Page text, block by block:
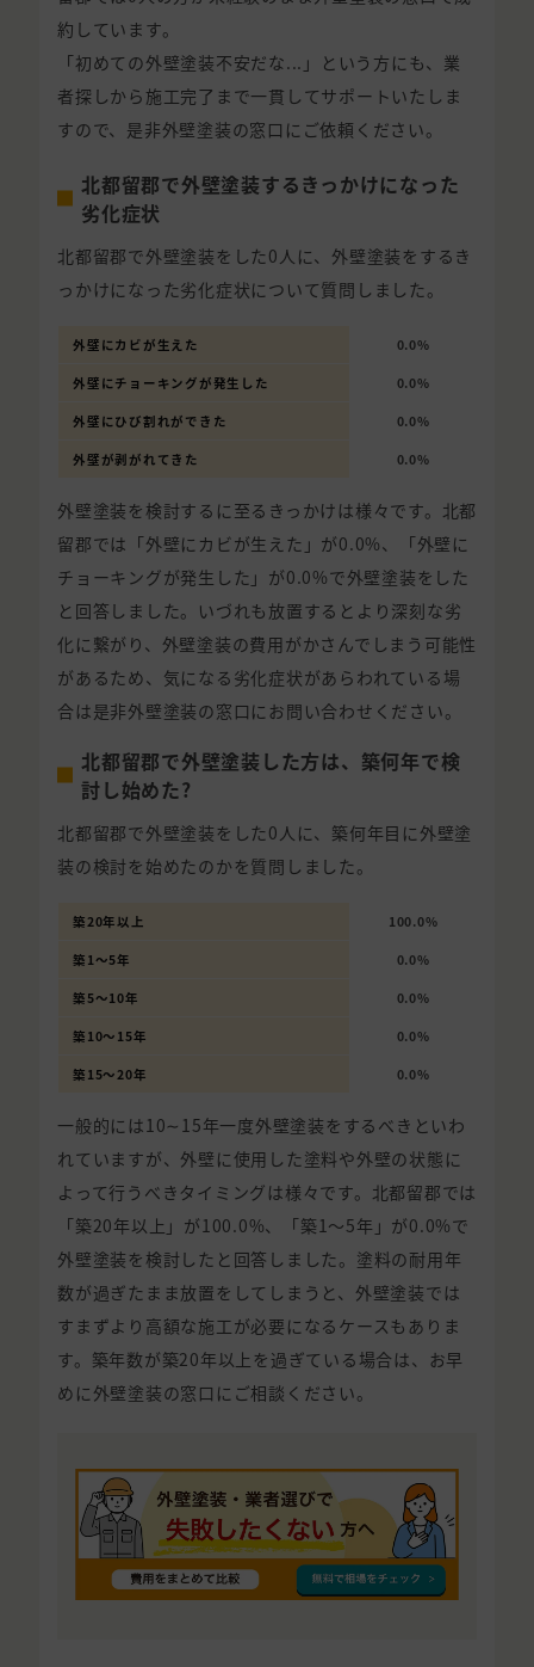
約しています。
「初めての外壁塗装不安だな...」という方にも、業
者探しから施工完了まで一貫してサポートいたしま
すので、是非外壁塗装の窓口にご依頼ください。
北都留郡で外壁塗装するきっかけになった
劣化症状
北都留郡で外壁塗装をした0人に、外壁塗装をするき
っかけになった劣化症状について質問しました。
外壁にカビが生えた 0.0%
外壁にチョーキングが発生した 0.0%
外壁にひび割れができた 0.0%
外壁が剥がれてきた 0.0%
外壁塗装を検討するに至るきっかけは様々です。北都
留郡では「外壁にカビが生えた」が0.0%、「外壁に
チョーキングが発生した」が0.0%で外壁塗装をした
と回答しました。いづれも放置するとより深刻な劣
化に繋がり、外壁塗装の費用がかさんでしまう可能性
があるため、気になる劣化症状があらわれている場
合は是非外壁塗装の窓口にお問い合わせください。
北都留郡で外壁塗装した方は、築何年で検
討し始めた?
北都留郡で外壁塗装をした0人に、築何年目に外壁塗
装の検討を始めたのかを質問しました。
築20年以上 100.0%
築1〜5年 0.0%
築5〜10年 0.0%
築10〜15年 0.0%
築15〜20年 0.0%
一般的には10∼15年一度外壁塗装をするべきといわ
れていますが、外壁に使用した塗料や外壁の状態に
よって行うべきタイミングは様々です。北都留郡では
「築20年以上」が100.0%、「築1〜5年」が0.0%で
外壁塗装を検討したと回答しました。塗料の耐用年
数が過ぎたまま放置をしてしまうと、外壁塗装では
すまずより高額な施工が必要になるケースもありま
す。築年数が築20年以上を過ぎている場合は、お早
めに外壁塗装の窓口にご相談ください。